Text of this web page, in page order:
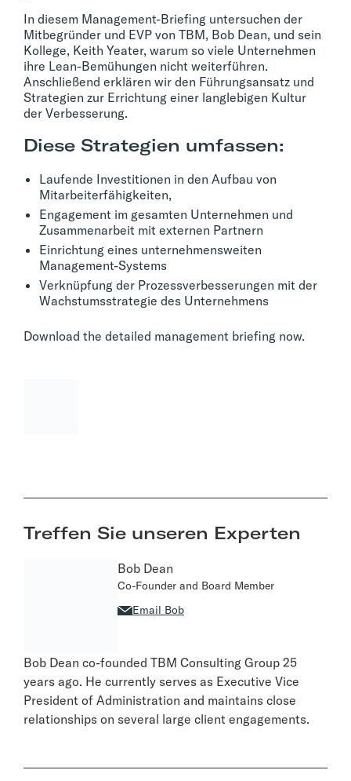
In diesem Management-Briefing untersuchen der
Mitbegründer und EVP von TBM, Bob Dean, und sein
Kollege, Keith Yeater, warum so viele Unternehmen
ihre Lean-Bemühungen nicht weiterführen.
Anschließend erklären wir den Führungsansatz und
Strategien zur Errichtung einer langlebigen Kultur
der Verbesserung.
Diese Strategien umfassen:
Laufende Investitionen in den Aufbau von
Mitarbeiterfähigkeiten,
Engagement im gesamten Unternehmen und
Zusammenarbeit mit externen Partnern
Einrichtung eines unternehmensweiten
Management-Systems
Verknüpfung der Prozessverbesserungen mit der
Wachstumsstrategie des Unternehmens
Download the detailed management briefing now.
Treffen Sie unseren Experten
Bob Dean
Co-Founder and Board Member
Email Bob
Bob Dean co-founded TBM Consulting Group 25
years ago. He currently serves as Executive Vice
President of Administration and maintains close
relationships on several large client engagements.